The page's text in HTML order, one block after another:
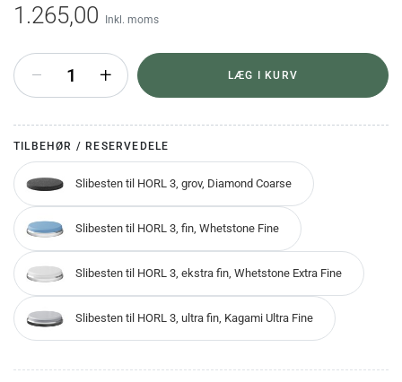
1.265,00 Inkl. moms
+ LÆG I KURV
TILBEHØR / RESERVEDELE
Slibesten til HORL 3, grov, Diamond Coarse
Slibesten til HORL 3, fin, Whetstone Fine
Slibesten til HORL 3, ekstra fin, Whetstone Extra Fine
Slibesten til HORL 3, ultra fin, Kagami Ultra Fine